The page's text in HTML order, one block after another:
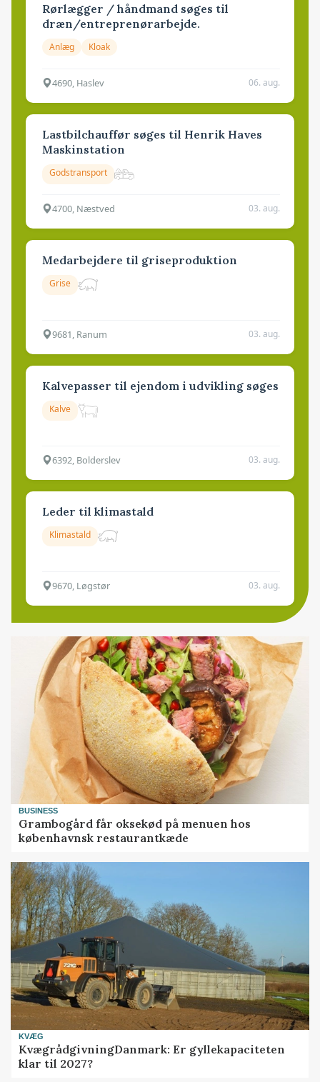
Rørlægger / håndmand søges til
dræn/entreprenørarbejde.
Anlæg Kloak
4690, Haslev 06. aug.
Lastbilchauffør søges til Henrik Haves
Maskinstation
Godstransport
4700, Næstved 03. aug.
Medarbejdere til griseproduktion
Grise
9681, Ranum 03. aug.
Kalvepasser til ejendom i udvikling søges
Kalve
6392, Bolderslev 03. aug.
Leder til klimastald
Klimastald
9670, Løgstør 03. aug.
BUSINESS
Grambogård får oksekød på menuen hos
københavnsk restaurantkæde
KVÆG
KvægrådgivningDanmark: Er gyllekapaciteten
klar til 2027?